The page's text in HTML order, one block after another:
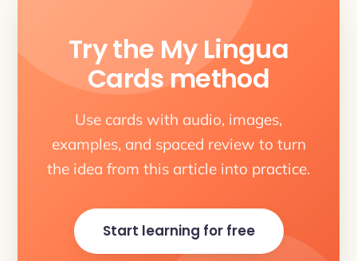
Try the My Lingua
Cards method
Use cards with audio, images,
examples, and spaced review to turn
the idea from this article into practice.
Start learning for free